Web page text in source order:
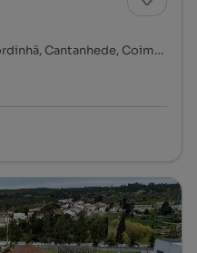
1ª Travessa da Rua da Fonte, Cordinhã, Cantanhede, Coimbra